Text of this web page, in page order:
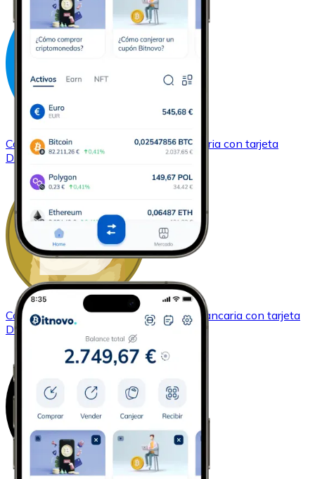
ComprarDash con transferencia bancaria con tarjeta
DASH
ComprarDogecoincon transferencia bancaria con tarjeta
DOGE